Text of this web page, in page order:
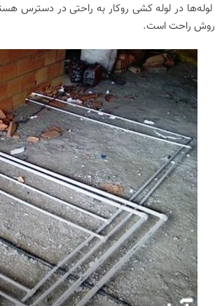
لوله‌ها در لوله کشی روکار به راحتی در دسترس
روش راحت است.